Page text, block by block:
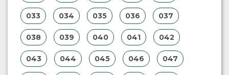
033 034 035 036 037
038 039 040 041 042
043 044 045 046 047